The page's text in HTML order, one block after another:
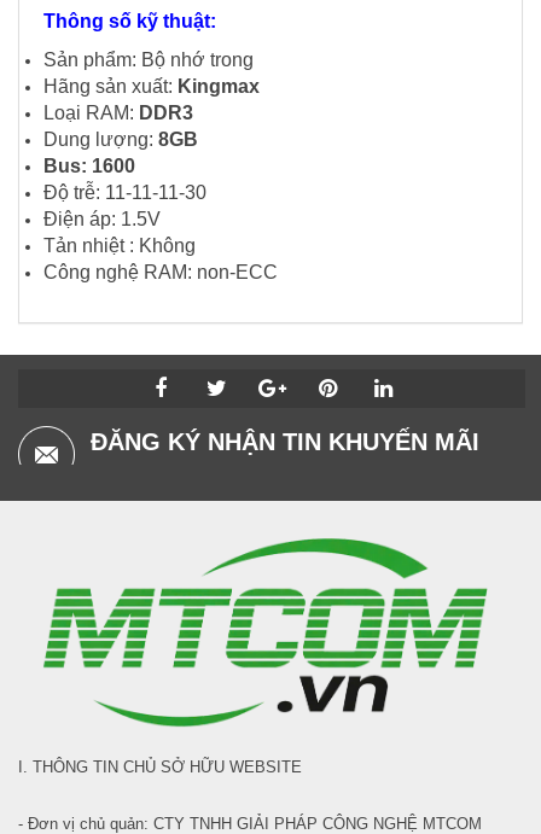
Thông số kỹ thuật:
Sản phẩm: Bộ nhớ trong
Hãng sản xuất: Kingmax
Loại RAM: DDR3
Dung lượng: 8GB
Bus: 1600
Độ trễ: 11-11-11-30
Điện áp: 1.5V
Tản nhiệt : Không
Công nghệ RAM: non-ECC
ĐĂNG KÝ NHẬN TIN KHUYẾN MÃI
I. THÔNG TIN CHỦ SỞ HỮU WEBSITE
- Đơn vị chủ quản: CTY TNHH GIẢI PHÁP CÔNG NGHỆ MTCOM